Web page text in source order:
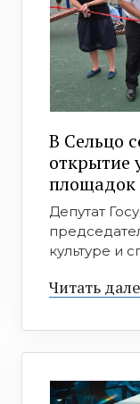
В Сельцо
открытие
площадок
Депутат
культуре и
Читать